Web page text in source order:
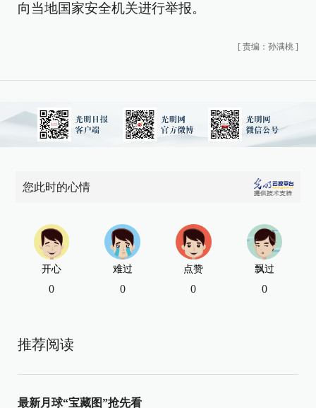
向当地国家安全机关进行举报。
[ 责编：孙满桃 ]
您此时的心情
开心
0
难过
0
点赞
0
飘过
0
推荐阅读
最新月球“宝藏图”抢先看